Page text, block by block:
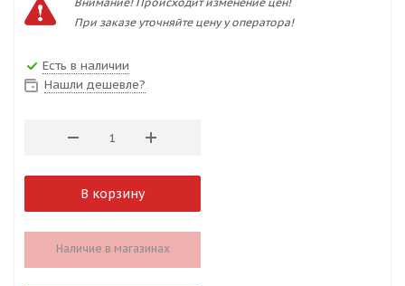
При заказе уточняйте цену у оператора!
Есть в наличии
Нашли дешевле?
В корзину
Наличие в магазинах